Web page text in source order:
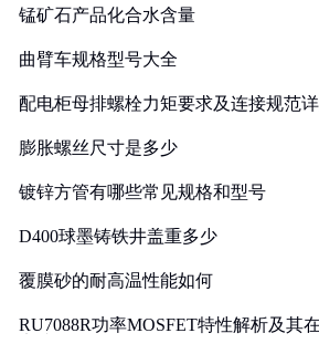
锰矿石产品化合水含量
曲臂车规格型号大全
配电柜母排螺栓力矩要求及连接规范
膨胀螺丝尺寸是多少
镀锌方管有哪些常见规格和型号
D400球墨铸铁井盖重多少
覆膜砂的耐高温性能如何
RU7088R功率MOSFET特性解析及其